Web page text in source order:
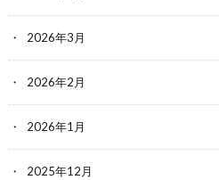
2026年3月
2026年2月
2026年1月
2025年12月